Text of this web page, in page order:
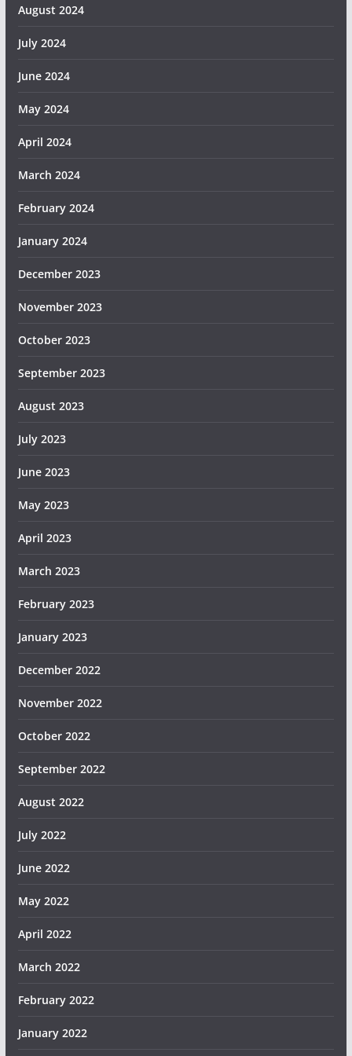
August 2024
July 2024
June 2024
May 2024
April 2024
March 2024
February 2024
January 2024
December 2023
November 2023
October 2023
September 2023
August 2023
July 2023
June 2023
May 2023
April 2023
March 2023
February 2023
January 2023
December 2022
November 2022
October 2022
September 2022
August 2022
July 2022
June 2022
May 2022
April 2022
March 2022
February 2022
January 2022